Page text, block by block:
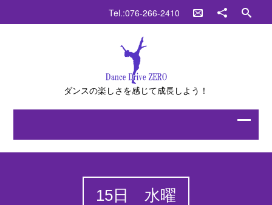
Tel.:076-266-2410
ダンスの楽しさを感じて成長しよう！
15日 水曜